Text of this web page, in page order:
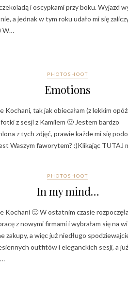
i oscypkami przy boku. Wyjazd
a jednak w tym roku udało mi się
W…
PHOTOSHOOT
Emotions
Kochani, tak jak obiecałam (z lekkim
z sesji z Kamilem 🙂 Jestem bardzo
z tych zdjęć, prawie każde mi się
Waszym faworytem? :)Klikając TUTAJ
PHOTOSHOOT
In my mind…
Kochani 🙂 W ostatnim czasie
z nowymi firmami i wybrałam się na
zakupy, a więc już niedługo
outfitów i eleganckich sesji, a